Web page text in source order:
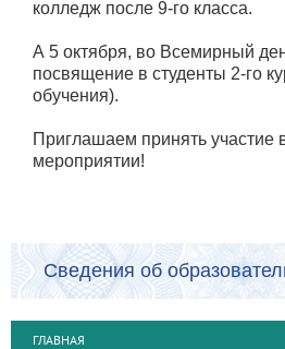
колледж после 9-го класса.
А 5 октября, во Всемирный
посвящение в студенты 2-го
обучения).
Приглашаем принять участие
мероприятии!
Сведения об
ГЛАВНАЯ